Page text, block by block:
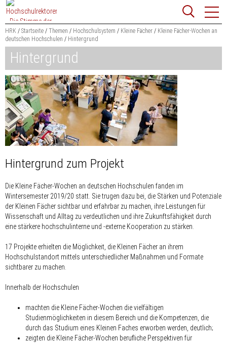
Zum
Content
springen
HRK Startseite Themen Hochschulsystem Kleine Fächer
Kleine Fächer-Wochen an
deutschen Hochschulen
Hintergrund
Hintergrund
Hintergrund zum Projekt
Die Kleine Fächer-Wochen an deutschen Hochschulen fanden im
Wintersemester 2019/20 statt. Sie trugen dazu bei, die Stärken und Potenziale
der Kleinen Fächer sichtbar und erfahrbar zu machen, ihre Leistungen für
Wissenschaft und Alltag zu verdeutlichen und ihre Zukunftsfähigkeit durch
eine stärkere hochschulinterne und -externe Kooperation zu stärken.
17 Projekte erhielten die Möglichkeit, die Kleinen Fächer an ihrem
Hochschulstandort mittels unterschiedlicher Maßnahmen und Formate
sichtbarer zu machen.
Innerhalb der Hochschulen
machten die Kleine Fächer-Wochen die vielfältigen
Studienmöglichkeiten in diesem Bereich und die Kompetenzen, die
durch das Studium eines Kleinen Faches erworben werden, deutlich;
zeigten die Kleine Fächer-Wochen berufliche Perspektiven für